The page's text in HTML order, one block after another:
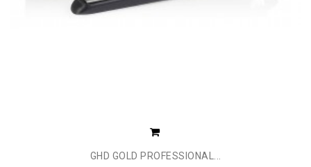
GHD GOLD PROFESSIONAL...